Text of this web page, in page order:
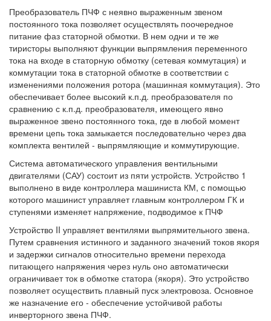
Преобразователь ПЧФ с неявно выраженным звеном
постоянного тока позволяет осуществлять поочередное
питание фаз статорной обмотки. В нем одни и те же
тиристоры выполняют функции выпрямления переменного
тока на входе в статорную обмотку (сетевая коммутация) и
коммутации тока в статорной обмотке в соответствии с
изменениями положения ротора (машинная коммутация). Это
обеспечивает более высокий к.п.д. преобразователя по
сравнению с к.п.д. преобразователя, имеющего явно
выраженное звено постоянного тока, где в любой момент
времени цепь тока замыкается последовательно через два
комплекта вентилей - выпрямляющие и коммутирующие.
Система автоматического управления вентильными
двигателями (САУ) состоит из пяти устройств. Устройство 1
выполнено в виде контроллера машиниста КМ, с помощью
которого машинист управляет главным контроллером ГК и
ступенями изменяет напряжение, подводимое к ПЧФ
Устройство II управляет вентилями выпрямительного звена.
Путем сравнения истинного и заданного значений токов якоря
и задержки сигналов относительно времени перехода
питающего напряжения через нуль оно автоматически
ограничивает ток в обмотке статора (якоря). Это устройство
позволяет осуществить плавный пуск электровоза. Основное
же назначение его - обеспечение устойчивой работы
инверторного звена ПЧФ.